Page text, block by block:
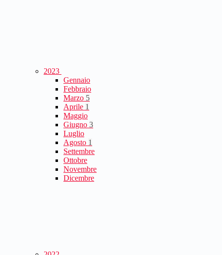
2023
Gennaio
Febbraio
Marzo 5
Aprile 1
Maggio
Giugno 3
Luglio
Agosto 1
Settembre
Ottobre
Novembre
Dicembre